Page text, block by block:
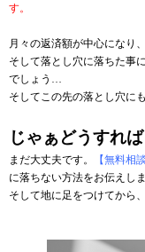
す。
月々の返済額が中心になり
そして落とし穴に落ちた事
でしょう…
そしてこの先の落とし穴に
じゃぁどうすれ
まだ大丈夫です。 【無料相
に落ちない方法をお伝えしま
そして地に足をつけてから